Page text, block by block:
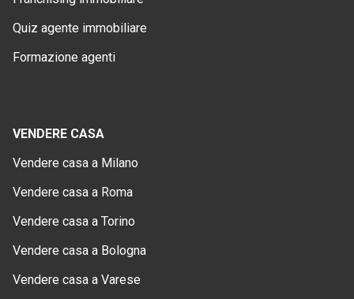
Quiz agente immobiliare
Formazione agenti
VENDERE CASA
Vendere casa a Milano
Vendere casa a Roma
Vendere casa a Torino
Vendere casa a Bologna
Vendere casa a Varese